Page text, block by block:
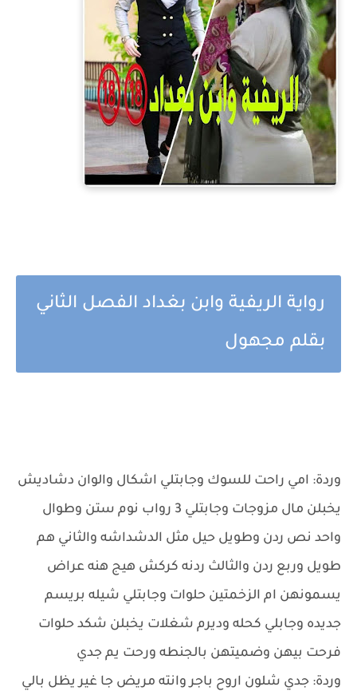
رواية الريفية وابن بغداد الفصل الثاني
بقلم مجهول
وردة: امي راحت للسوك وجابتلي اشكال والوان دشاديش
يخبلن مال مزوجات وجابتلي 3 رواب نوم ستن وطوال
واحد نص ردن وطويل حيل مثل الدشداشه والثاني هم
طويل وربع ردن والثالث ردنه كركش هيج هنه عراض
يسمونهن ام الزخمتين حلوات وجابتلي شيله بريسم
جديده وجابلي كحله وديرم شغلات يخبلن شكد حلوات
فرحت بيهن وضميتهن بالجنطه ورحت يم جدي
وردة: جدي شلون اروح باجر وانته مريض جا غير يظل بالي